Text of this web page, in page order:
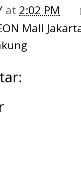
at 2:02 PM
Mall